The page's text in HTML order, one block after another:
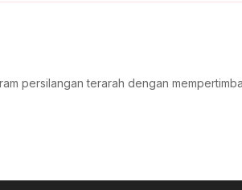
persilangan terarah dengan